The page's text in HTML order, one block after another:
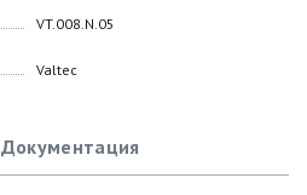
VT.008.N.05
Valtec
Документация